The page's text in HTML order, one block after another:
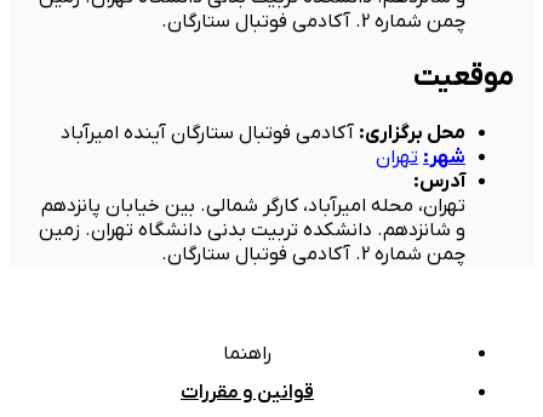
چمن شماره 2. آکادمی فوتبال ستارگان.
موقعیت
محل برگزاری: آکادمی فوتبال ستارگان آینده امیرآباد
شهر : تهران
آدرس:
تهران، محله امیرآباد، کارگر شمالی. بین خیابان پانزدهم
و شانزدهم. دانشکده تربیت بدنی دانشگاه تهران. زمین
چمن شماره 2. آکادمی فوتبال ستارگان.
راهنما
قوانین و مقررات